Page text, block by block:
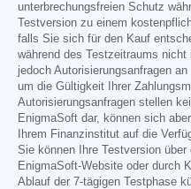
unterbrechungsfreien Schutz
Testversion zu einem
falls Sie sich für den Kauf
während des Testzeitraums
jedoch Autorisierungsanfragen
um die Gültigkeit Ihrer
Autorisierungsanfragen stellen
EnigmaSoft dar, können sich
Ihrem Finanzinstitut auf die
Sie können Ihre Testversion über
EnigmaSoft-Website oder durch
Ablauf der 7-tägigen Testphase